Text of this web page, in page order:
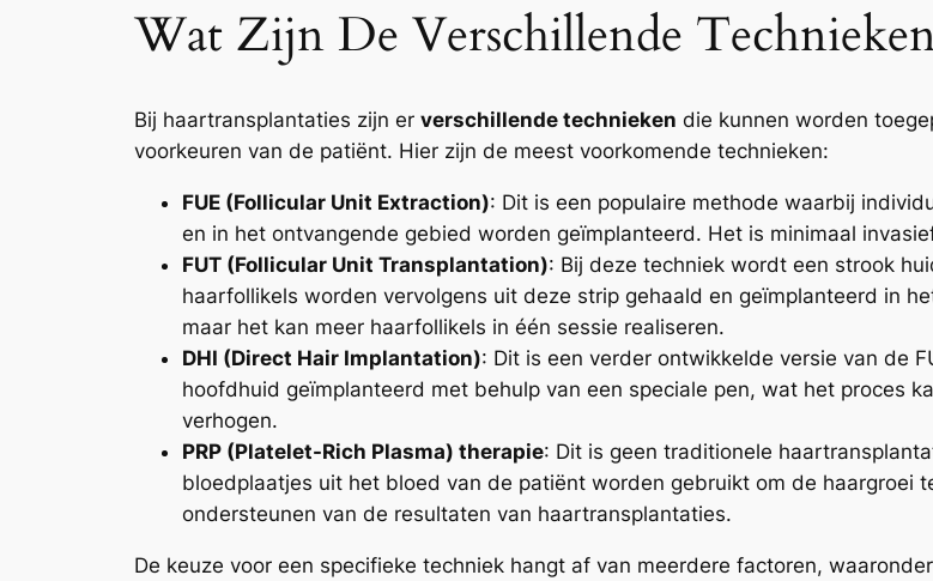
Wat Zijn De Verschillende
Bij haartransplantaties zijn er verschillende technieken die kunnen worden
voorkeuren van de patiënt. Hier zijn de meest voorkomende technieken:
FUE (Follicular Unit Extraction): Dit is een populaire methode waarbij
en in het ontvangende gebied worden geïmplanteerd. Het is minimaal
FUT (Follicular Unit Transplantation): Bij deze techniek wordt een strook
haarfollikels worden vervolgens uit deze strip gehaald en geïmplanteerd in
maar het kan meer haarfollikels in één sessie realiseren.
DHI (Direct Hair Implantation): Dit is een verder ontwikkelde versie van de
hoofdhuid geïmplanteerd met behulp van een speciale pen, wat het proces
verhogen.
PRP (Platelet-Rich Plasma) therapie: Dit is geen traditionele
bloedplaatjes uit het bloed van de patiënt worden gebruikt om de haargroei
ondersteunen van de resultaten van haartransplantaties.
De keuze voor een specifieke techniek hangt af van meerdere factoren,